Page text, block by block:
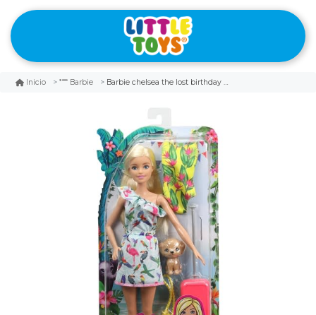
Inicio Barbie Barbie chelsea the lost birthday muñeca barbie